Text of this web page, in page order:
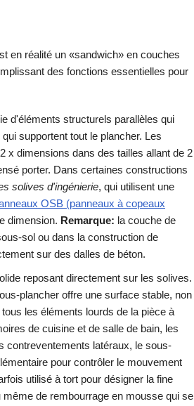
en réalité un «sandwich» en couches
des fonctions essentielles pour
d'éléments structurels parallèles qui
supportent tout le plancher. Les
x dimensions dans des tailles allant de 2
porter. Dans certaines constructions
solives d'ingénierie, qui utilisent une
OSB (panneaux à copeaux
dimension. Remarque: la couche de
sol ou dans la construction de
sur des dalles de béton.
reposant directement sur les solives.
plancher offre une surface stable, non
les éléments lourds de la pièce à
de cuisine et de salle de bain, les
contreventements latéraux, le sous-
pour contrôler le mouvement
utilisé à tort pour désigner la fine
de rembourrage en mousse qui se